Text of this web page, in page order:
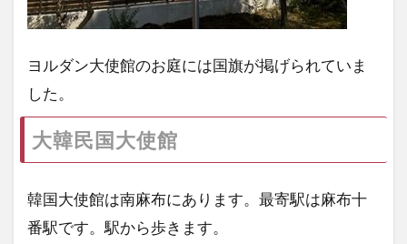
ヨルダン大使館のお庭には国旗が掲げられていま
した。
大韓民国大使館
韓国大使館は南麻布にあります。最寄駅は麻布十
番駅です。駅から歩きます。